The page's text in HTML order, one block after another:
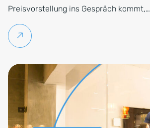
Preisvorstellung ins Gespräch kommt,…
Weiterlesen